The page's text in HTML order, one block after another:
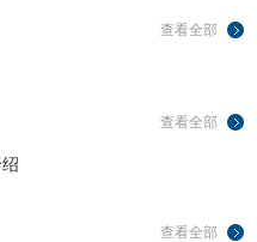
查看全部
查看全部
查看全部